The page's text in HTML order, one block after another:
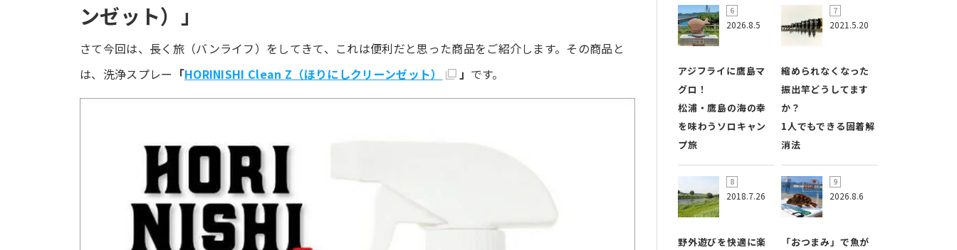
ンゼット）」
さて今回は、長く旅（バンライフ）をしてきて、これは便利だと思った商品をご紹介します。その商品と
は、洗浄スプレー 「HORINISHI Clean Z（ほりにしクリーンゼット） 」 です。
2026.8.5
アジフライに鷹島マ
グロ！
松浦・鷹島の海の幸
を味わうソロキャン
プ旅
2021.5.20
縮められなくなった
振出竿どうしてます
か？
1人でもできる固着解
消法
2018.7.26
野外遊びを快適に楽
2026.8.6
「おつまみ」で魚が